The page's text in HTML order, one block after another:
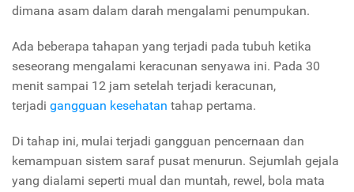
dimana asam dalam darah mengalami penumpukan.
Ada beberapa tahapan yang terjadi pada tubuh ketika
seseorang mengalami keracunan senyawa ini. Pada 30
menit sampai 12 jam setelah terjadi keracunan,
terjadi gangguan kesehatan tahap pertama.
Di tahap ini, mulai terjadi gangguan pencernaan dan
kemampuan sistem saraf pusat menurun. Sejumlah gejala
yang dialami seperti mual dan muntah, rewel, bola mata